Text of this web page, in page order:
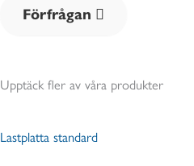
Förfrågan
Upptäck fler av våra produkter
Lastplatta standard